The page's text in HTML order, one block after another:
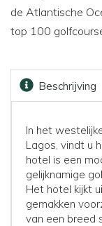
de Atlantische
top 100
Beschrijving
In het
Lagos, vindt u
hotel is een
gelijknamige
Het hotel kijkt
gemakken
van een breed